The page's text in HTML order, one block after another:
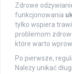
Zdrowe
funkcjonowania
tylko wspiera
problemom
które warto
Po pierwsze,
Należy unikać